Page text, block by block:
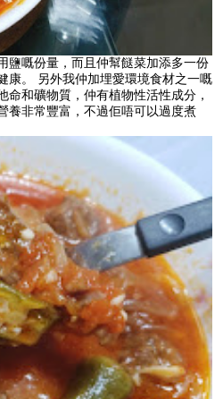
鹽嘅份量，而且仲幫餸菜加添多一份
康。 另外我仲加埋愛環境食材之一嘅
命和礦物質，仲有植物性活性成分，
養非常豐富，不過佢唔可以過度煮